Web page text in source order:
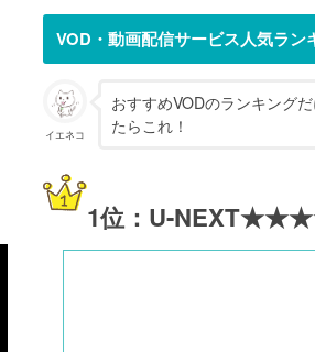
VOD・動画配信サービス人気ラン
イエネコ
おすすめVODのランキング
たらこれ！
1位：U-